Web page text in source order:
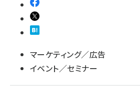
マーケティング／広告
イベント／セミナー